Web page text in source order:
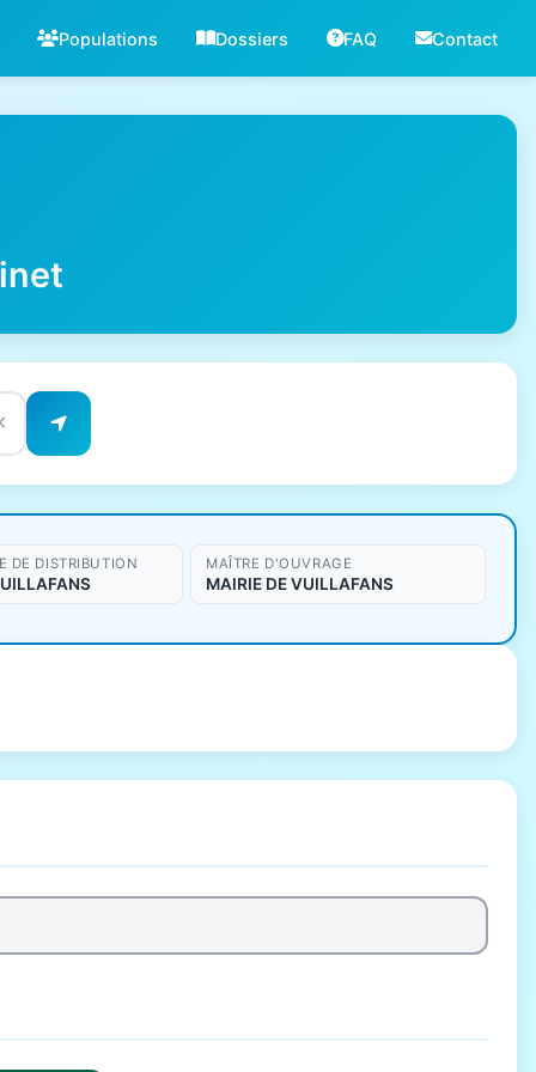
Populations Dossiers FAQ Contact
DE DISTRIBUTION MAÎTRE D'OUVRAGE
MAIRIE DE VUILLAFANS